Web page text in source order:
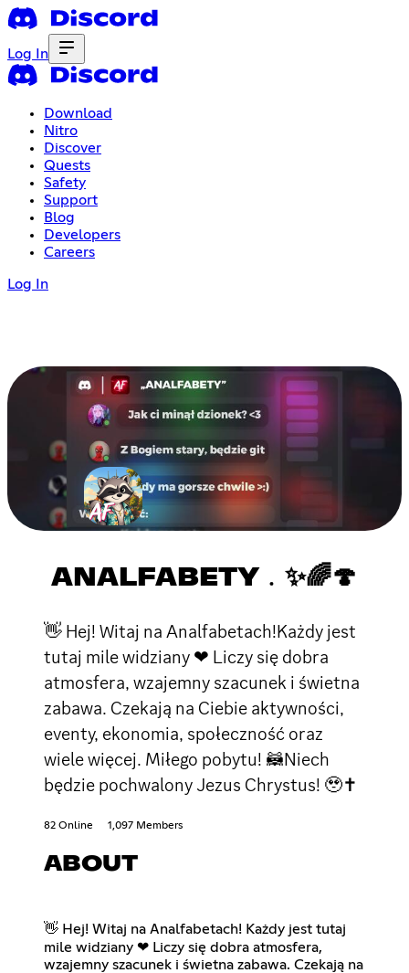
Log In
Download
Nitro
Discover
Quests
Safety
Support
Blog
Developers
Careers
Log In
ANALFABETY﹒✨🌈🍄
👋 Hej! Witaj na Analfabetach!Każdy jest
tutaj mile widziany ❤ Liczy się dobra
atmosfera, wzajemny szacunek i świetna
zabawa. Czekają na Ciebie aktywności,
eventy, ekonomia, społeczność oraz
wiele więcej. Miłego pobytu! 🦝Niech
będzie pochwalony Jezus Chrystus! 🥹✝
82 Online 1,097 Members
ABOUT
👋 Hej! Witaj na Analfabetach! Każdy jest tutaj
mile widziany ❤ Liczy się dobra atmosfera,
wzajemny szacunek i świetna zabawa. Czekają na